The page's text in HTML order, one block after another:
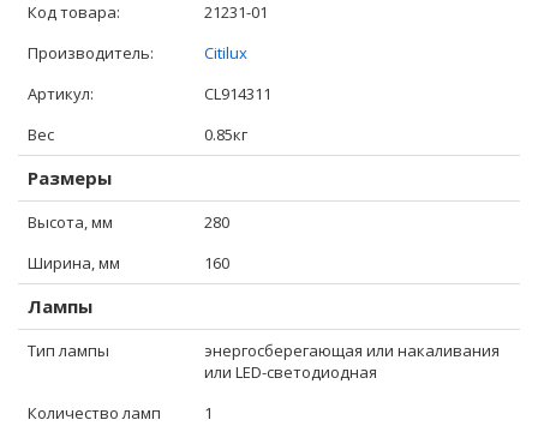
Код товара:
21231-01
Производитель:
Citilux
Артикул:
CL914311
Вес
0.85кг
Размеры
Высота, мм
280
Ширина, мм
160
Лампы
Тип лампы
энергосберегающая или накаливания
или LED-светодиодная
Количество ламп
1